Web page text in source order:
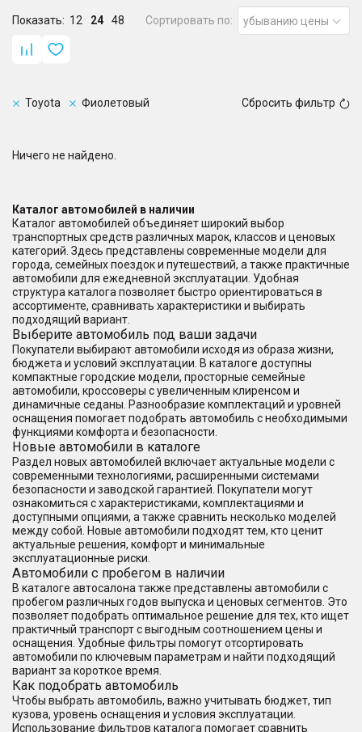
Показать: 12 24 48 Сортировать по: убыванию цены
Toyota Фиолетовый Сбросить фильтр
Ничего не найдено.
Каталог автомобилей в наличии
Каталог автомобилей объединяет широкий выбор
транспортных средств различных марок, классов и ценовых
категорий. Здесь представлены современные модели для
города, семейных поездок и путешествий, а также практичные
автомобили для ежедневной эксплуатации. Удобная
структура каталога позволяет быстро ориентироваться в
ассортименте, сравнивать характеристики и выбирать
подходящий вариант.
Выберите автомобиль под ваши задачи
Покупатели выбирают автомобили исходя из образа жизни,
бюджета и условий эксплуатации. В каталоге доступны
компактные городские модели, просторные семейные
автомобили, кроссоверы с увеличенным клиренсом и
динамичные седаны. Разнообразие комплектаций и уровней
оснащения помогает подобрать автомобиль с необходимыми
функциями комфорта и безопасности.
Новые автомобили в каталоге
Раздел новых автомобилей включает актуальные модели с
современными технологиями, расширенными системами
безопасности и заводской гарантией. Покупатели могут
ознакомиться с характеристиками, комплектациями и
доступными опциями, а также сравнить несколько моделей
между собой. Новые автомобили подходят тем, кто ценит
актуальные решения, комфорт и минимальные
эксплуатационные риски.
Автомобили с пробегом в наличии
В каталоге автосалона также представлены автомобили с
пробегом различных годов выпуска и ценовых сегментов. Это
позволяет подобрать оптимальное решение для тех, кто ищет
практичный транспорт с выгодным соотношением цены и
оснащения. Удобные фильтры помогут отсортировать
автомобили по ключевым параметрам и найти подходящий
вариант за короткое время.
Как подобрать автомобиль
Чтобы выбрать автомобиль, важно учитывать бюджет, тип
кузова, уровень оснащения и условия эксплуатации.
Использование фильтров каталога помогает сравнить